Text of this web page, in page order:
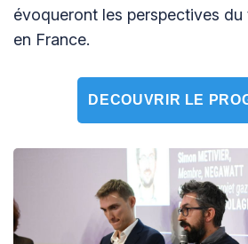
évoqueront les perspectives du
en France.
DECOUVRIR LE